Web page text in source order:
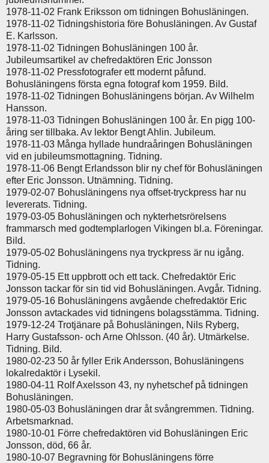
1978-11-02 Frank Eriksson om tidningen Bohusläningen.
1978-11-02 Tidningshistoria före Bohusläningen. Av Gustaf
E. Karlsson.
1978-11-02 Tidningen Bohusläningen 100 år.
Jubileumsartikel av chefredaktören Eric Jonsson
1978-11-02 Pressfotografer ett modernt påfund.
Bohusläningens första egna fotograf kom 1959. Bild.
1978-11-02 Tidningen Bohusläningens början. Av Wilhelm
Hansson.
1978-11-03 Tidningen Bohusläningen 100 år. En pigg 100-
åring ser tillbaka. Av lektor Bengt Ahlin. Jubileum.
1978-11-03 Många hyllade hundraåringen Bohusläningen
vid en jubileumsmottagning. Tidning.
1978-11-06 Bengt Erlandsson blir ny chef för Bohusläningen
efter Eric Jonsson. Utnämning. Tidning.
1979-02-07 Bohusläningens nya offset-tryckpress har nu
levererats. Tidning.
1979-03-05 Bohusläningen och nykterhetsrörelsens
frammarsch med godtemplarlogen Vikingen bl.a. Föreningar.
Bild.
1979-05-02 Bohusläningens nya tryckpress är nu igång.
Tidning.
1979-05-15 Ett uppbrott och ett tack. Chefredaktör Eric
Jonsson tackar för sin tid vid Bohusläningen. Avgår. Tidning.
1979-05-16 Bohusläningens avgående chefredaktör Eric
Jonsson avtackades vid tidningens bolagsstämma. Tidning.
1979-12-24 Trotjänare på Bohusläningen, Nils Ryberg,
Harry Gustafsson- och Arne Ohlsson. (40 år). Utmärkelse.
Tidning. Bild.
1980-02-23 50 år fyller Erik Andersson, Bohusläningens
lokalredaktör i Lysekil.
1980-04-11 Rolf Axelsson 43, ny nyhetschef på tidningen
Bohusläningen.
1980-05-03 Bohusläningen drar åt svångremmen. Tidning.
Arbetsmarknad.
1980-10-01 Förre chefredaktören vid Bohusläningen Eric
Jonsson, död, 66 år.
1980-10-07 Begravning för Bohusläningens förre